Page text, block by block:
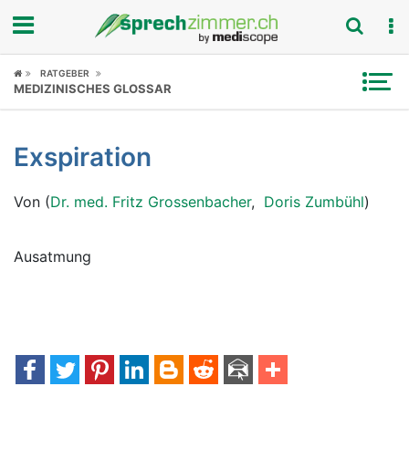
Fokus
Symptome
Untersuchungen
News
RATGEBER
MEDIZINISCHES GLOSSAR
Exspiration
Von (Dr. med. Fritz Grossenbacher, Doris Zumbühl)
Ausatmung